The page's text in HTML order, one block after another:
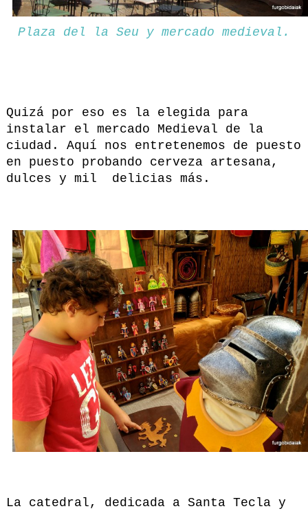
Plaza del la Seu y mercado medieval.
Quizá por eso es la elegida para
instalar el mercado Medieval de la
ciudad. Aquí nos entretenemos de puesto
en puesto probando cerveza artesana,
dulces y mil delicias más.
La catedral, dedicada a Santa Tecla y